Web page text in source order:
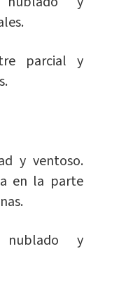
parcial y
y ventoso.
en la parte
nublado y